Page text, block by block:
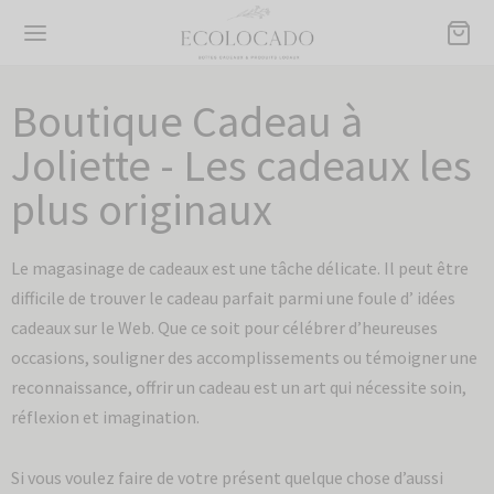
Boutique Cadeau à
Joliette - Les cadeaux les
plus originaux
Le magasinage de cadeaux est une tâche délicate. Il peut être
difficile de trouver le cadeau parfait parmi une foule d’ idées
cadeaux sur le Web. Que ce soit pour célébrer d’heureuses
occasions, souligner des accomplissements ou témoigner une
reconnaissance, offrir un cadeau est un art qui nécessite soin,
réflexion et imagination.
Si vous voulez faire de votre présent quelque chose d’aussi
Retour
cadeaux
individuels
Retour
CADEAUX
Retour
INDIVIDUELS
Ecolocado
Retour
mères
Retour
ECOLOCADO
tout
Retour
prêtes à livrer
promotionnels